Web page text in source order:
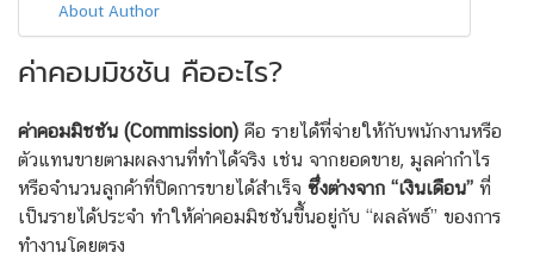
About Author
ค่าคอมมิชชัน คืออะไร?
ค่าคอมมิชชัน (Commission) คือ รายได้ที่จ่ายให้กับพนักงานหรือ
ตัวแทนขายตามผลงานที่ทำได้จริง เช่น จากยอดขาย, มูลค่ากำไร
หรือจำนวนลูกค้าที่ปิดการขายได้สำเร็จ ซึ่งต่างจาก “เงินเดือน” ที่
เป็นรายได้ประจำ ทำให้ค่าคอมมิชชันขึ้นอยู่กับ “ผลลัพธ์” ของการ
ทำงานโดยตรง